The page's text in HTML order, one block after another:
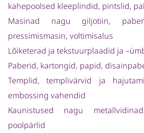
kahepoolsed kleeplindid, pintslid,
Masinad nagu giljotiin,
pressimismasin, voltimisalus
Lõiketerad ja tekstuurplaadid ja
Paberid, kartongid, papid,
Templid, templivärvid ja
embossing vahendid
Kaunistused nagu
poolpärlid